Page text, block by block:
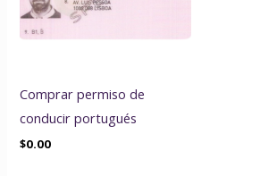
Comprar permiso de
conducir portugués
$0.00